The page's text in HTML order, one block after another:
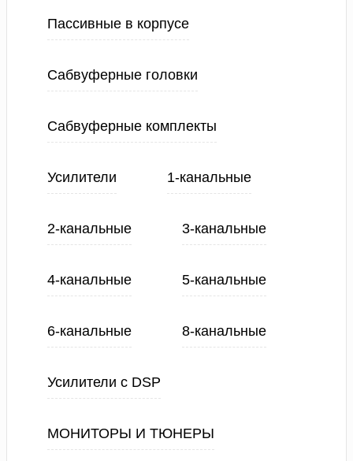
Пассивные в корпусе
Сабвуферные головки
Сабвуферные комплекты
Усилители 1-канальные
2-канальные 3-канальные
4-канальные 5-канальные
6-канальные 8-канальные
Усилители с DSP
МОНИТОРЫ И ТЮНЕРЫ